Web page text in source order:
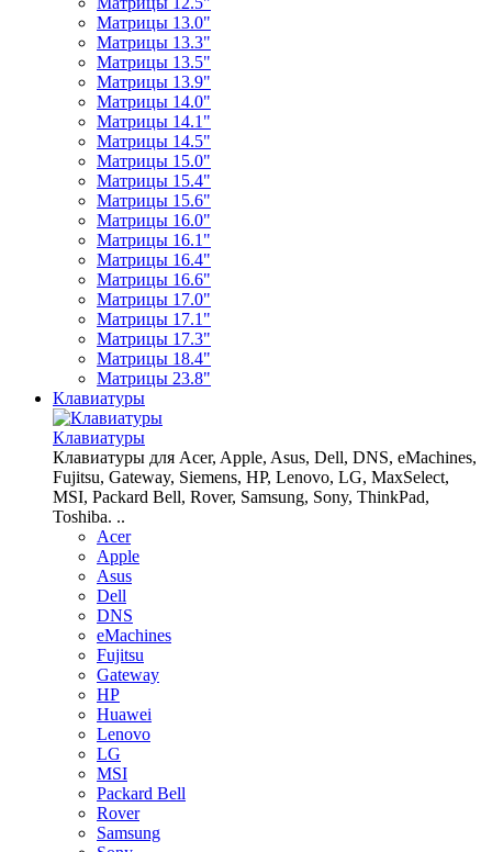
Матрицы 13.0"
Матрицы 13.3"
Матрицы 13.5"
Матрицы 13.9"
Матрицы 14.0"
Матрицы 14.1"
Матрицы 14.5"
Матрицы 15.0"
Матрицы 15.4"
Матрицы 15.6"
Матрицы 16.0"
Матрицы 16.1"
Матрицы 16.4"
Матрицы 16.6"
Матрицы 17.0"
Матрицы 17.1"
Матрицы 17.3"
Матрицы 18.4"
Матрицы 23.8"
Клавиатуры
Клавиатуры
Клавиатуры для Acer, Apple, Asus, Dell, DNS, eMachines,
Fujitsu, Gateway, Siemens, HP, Lenovo, LG, MaxSelect,
MSI, Packard Bell, Rover, Samsung, Sony, ThinkPad,
Toshiba. ..
Acer
Apple
Asus
Dell
DNS
eMachines
Fujitsu
Gateway
HP
Huawei
Lenovo
LG
MSI
Packard Bell
Rover
Samsung